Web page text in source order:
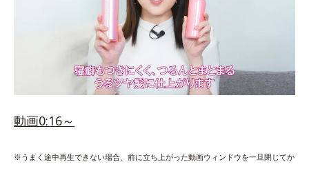
動画0:16～
※うまく途中再生できない場合、前に立ち上がった動画ウィンドウを一旦閉じてか